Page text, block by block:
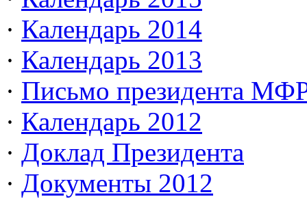
· Календарь 2014
· Календарь 2013
· Письмо президента
· Календарь 2012
· Доклад Президента
· Документы 2012